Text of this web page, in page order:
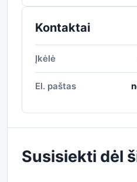
Kontaktai
Įkėlė
El. paštas
Susisiekti dėl